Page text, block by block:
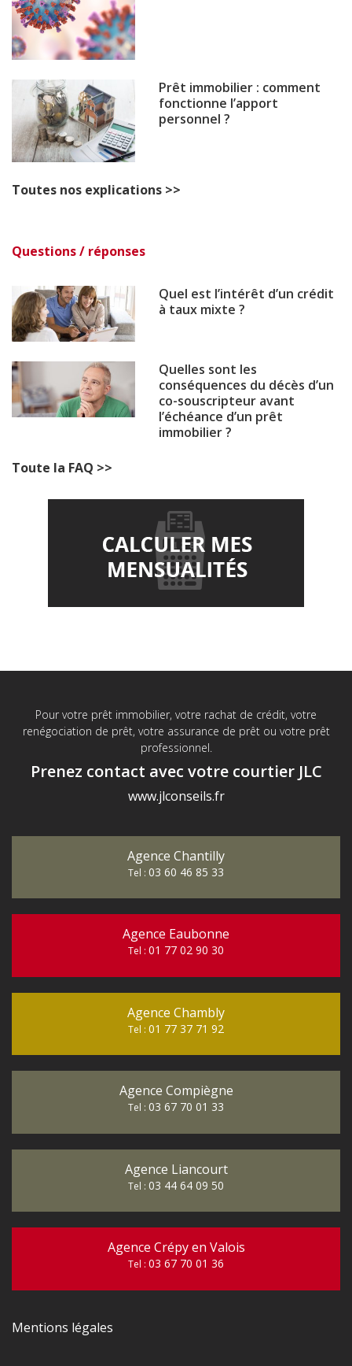
Prêt immobilier : comment
fonctionne l’apport
personnel ?
Toutes nos explications >>
Questions / réponses
Quel est l’intérêt d’un crédit
à taux mixte ?
Quelles sont les
conséquences du décès d’un
co-souscripteur avant
l’échéance d’un prêt
immobilier ?
Toute la FAQ >>
Pour votre prêt immobilier, votre rachat de crédit, votre
renégociation de prêt, votre assurance de prêt ou votre prêt
professionnel.
Prenez contact avec votre courtier JLC
www.jlconseils.fr
Agence Chantilly
Tel : 03 60 46 85 33
Agence Eaubonne
Tel : 01 77 02 90 30
Agence Chambly
Tel : 01 77 37 71 92
Agence Compiègne
Tel : 03 67 70 01 33
Agence Liancourt
Tel : 03 44 64 09 50
Agence Crépy en Valois
Tel : 03 67 70 01 36
Mentions légales